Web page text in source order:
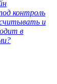
контроль
и
в